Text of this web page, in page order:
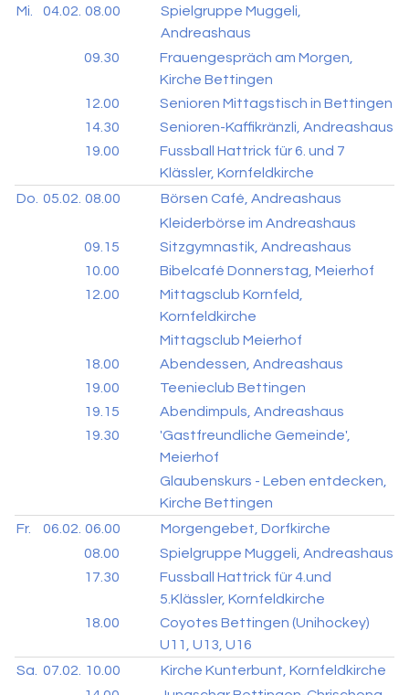
Mi.
04.02. 08.00
Spielgruppe Muggeli,
Andreashaus
09.30
Frauengespräch am Morgen,
Kirche Bettingen
12.00
Senioren Mittagstisch in Bettingen
14.30
Senioren-Kaffikränzli, Andreashaus
19.00
Fussball Hattrick für 6. und 7
Klässler, Kornfeldkirche
Do. 05.02. 08.00
Börsen Café, Andreashaus
Kleiderbörse im Andreashaus
09.15
Sitzgymnastik, Andreashaus
10.00
Bibelcafé Donnerstag, Meierhof
12.00
Mittagsclub Kornfeld,
Kornfeldkirche
Mittagsclub Meierhof
18.00
Abendessen, Andreashaus
19.00
Teenieclub Bettingen
19.15
Abendimpuls, Andreashaus
19.30
'Gastfreundliche Gemeinde',
Meierhof
Glaubenskurs - Leben entdecken,
Kirche Bettingen
Fr.
06.02. 06.00
Morgengebet, Dorfkirche
08.00
Spielgruppe Muggeli, Andreashaus
17.30
Fussball Hattrick für 4.und
5.Klässler, Kornfeldkirche
18.00
Coyotes Bettingen (Unihockey)
U11, U13, U16
Sa.
07.02. 10.00
Kirche Kunterbunt, Kornfeldkirche